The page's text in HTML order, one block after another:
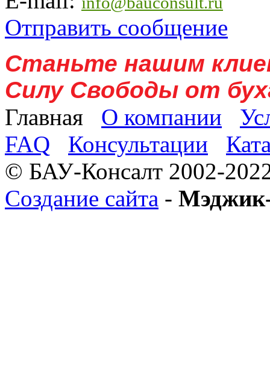
Отправить сообщение
Станьте нашим
Силу Свободы от
Главная
О компании
FAQ
Консультации
© БАУ-Консалт 2002-
Создание сайта -